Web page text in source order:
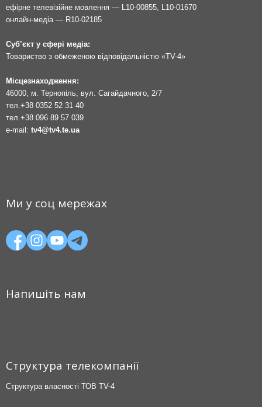
ефірне телевізійне мовлення — L10-00855, L10-01670
онлайн-медіа — R10-02185
Суб’єкт у сфері медіа:
Товариство з обмеженою відповідальністю «TV-4»
Місцезнаходження:
46000, м. Тернопіль, вул. Сагайдачного, 2/7
тел. +38 0352 52 31 40
тел. +38 096 89 57 039
e-mail: tv4@tv4.te.ua
Ми у соц мережах
Напишіть нам
Структура телекомпанії
Структура власності ТОВ TV-4